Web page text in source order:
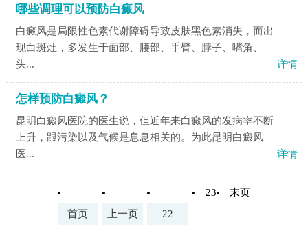
哪些调理可以预防白癜风
白癜风是局限性色素代谢障碍导致皮肤黑色素消失，而出
现白斑灶，多发生于面部、腰部、手臂、脖子、嘴角、
头...
详情
怎样预防白癜风？
昆明白癜风医院的医生说，但近年来白癜风的发病率不断
上升，跟污染以及气候是息息相关的。为此昆明白癜风
医...
详情
首页 上一页 22
23 末页